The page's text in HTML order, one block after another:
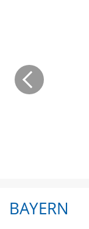
BAYERN